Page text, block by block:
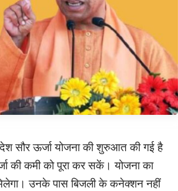
सौर ऊर्जा योजना की शुरुआत की गई है
की कमी को पूरा कर सकें। योजना का
उनके पास बिजली के कनेक्शन नहीं